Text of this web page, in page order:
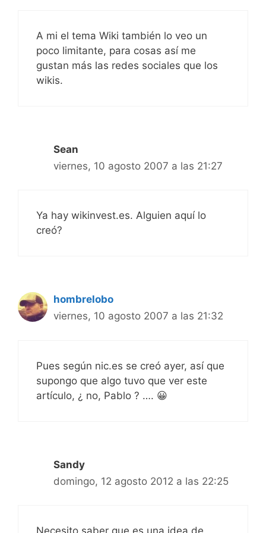
A mi el tema Wiki también lo veo un
poco limitante, para cosas así me
gustan más las redes sociales que los
wikis.
Sean
viernes, 10 agosto 2007 a las 21:27
Ya hay wikinvest.es. Alguien aquí lo
creó?
hombrelobo
viernes, 10 agosto 2007 a las 21:32
Pues según nic.es se creó ayer, así que
supongo que algo tuvo que ver este
artículo, ¿ no, Pablo ? …. 😀
Sandy
domingo, 12 agosto 2012 a las 22:25